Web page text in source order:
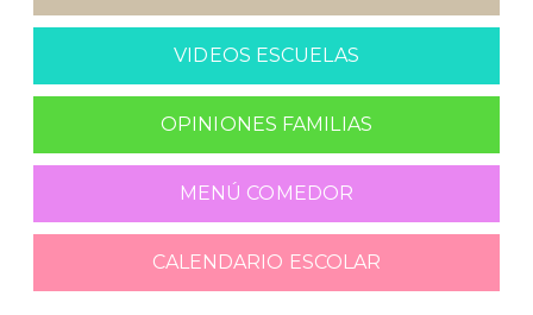
VIDEOS ESCUELAS
OPINIONES FAMILIAS
MENÚ COMEDOR
CALENDARIO ESCOLAR